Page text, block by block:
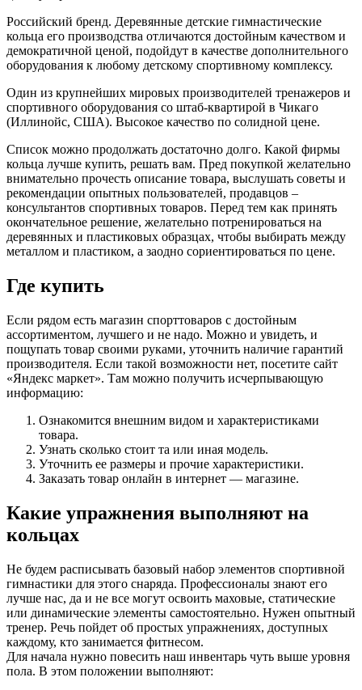
Российский бренд. Деревянные детские гимнастические
кольца его производства отличаются достойным качеством и
демократичной ценой, подойдут в качестве дополнительного
оборудования к любому детскому спортивному комплексу.
Один из крупнейших мировых производителей тренажеров и
спортивного оборудования со штаб-квартирой в Чикаго
(Иллинойс, США). Высокое качество по солидной цене.
Список можно продолжать достаточно долго. Какой фирмы
кольца лучше купить, решать вам. Пред покупкой желательно
внимательно прочесть описание товара, выслушать советы и
рекомендации опытных пользователей, продавцов –
консультантов спортивных товаров. Перед тем как принять
окончательное решение, желательно потренироваться на
деревянных и пластиковых образцах, чтобы выбирать между
металлом и пластиком, а заодно сориентироваться по цене.
Где купить
Если рядом есть магазин спорттоваров с достойным
ассортиментом, лучшего и не надо. Можно и увидеть, и
пощупать товар своими руками, уточнить наличие гарантий
производителя. Если такой возможности нет, посетите сайт
«Яндекс маркет». Там можно получить исчерпывающую
информацию:
Ознакомится внешним видом и характеристиками
товара.
Узнать сколько стоит та или иная модель.
Уточнить ее размеры и прочие характеристики.
Заказать товар онлайн в интернет — магазине.
Какие упражнения выполняют на
кольцах
Не будем расписывать базовый набор элементов спортивной
гимнастики для этого снаряда. Профессионалы знают его
лучше нас, да и не все могут освоить маховые, статические
или динамические элементы самостоятельно. Нужен опытный
тренер. Речь пойдет об простых упражнениях, доступных
каждому, кто занимается фитнесом.
Для начала нужно повесить наш инвентарь чуть выше уровня
пола. В этом положении выполняют: